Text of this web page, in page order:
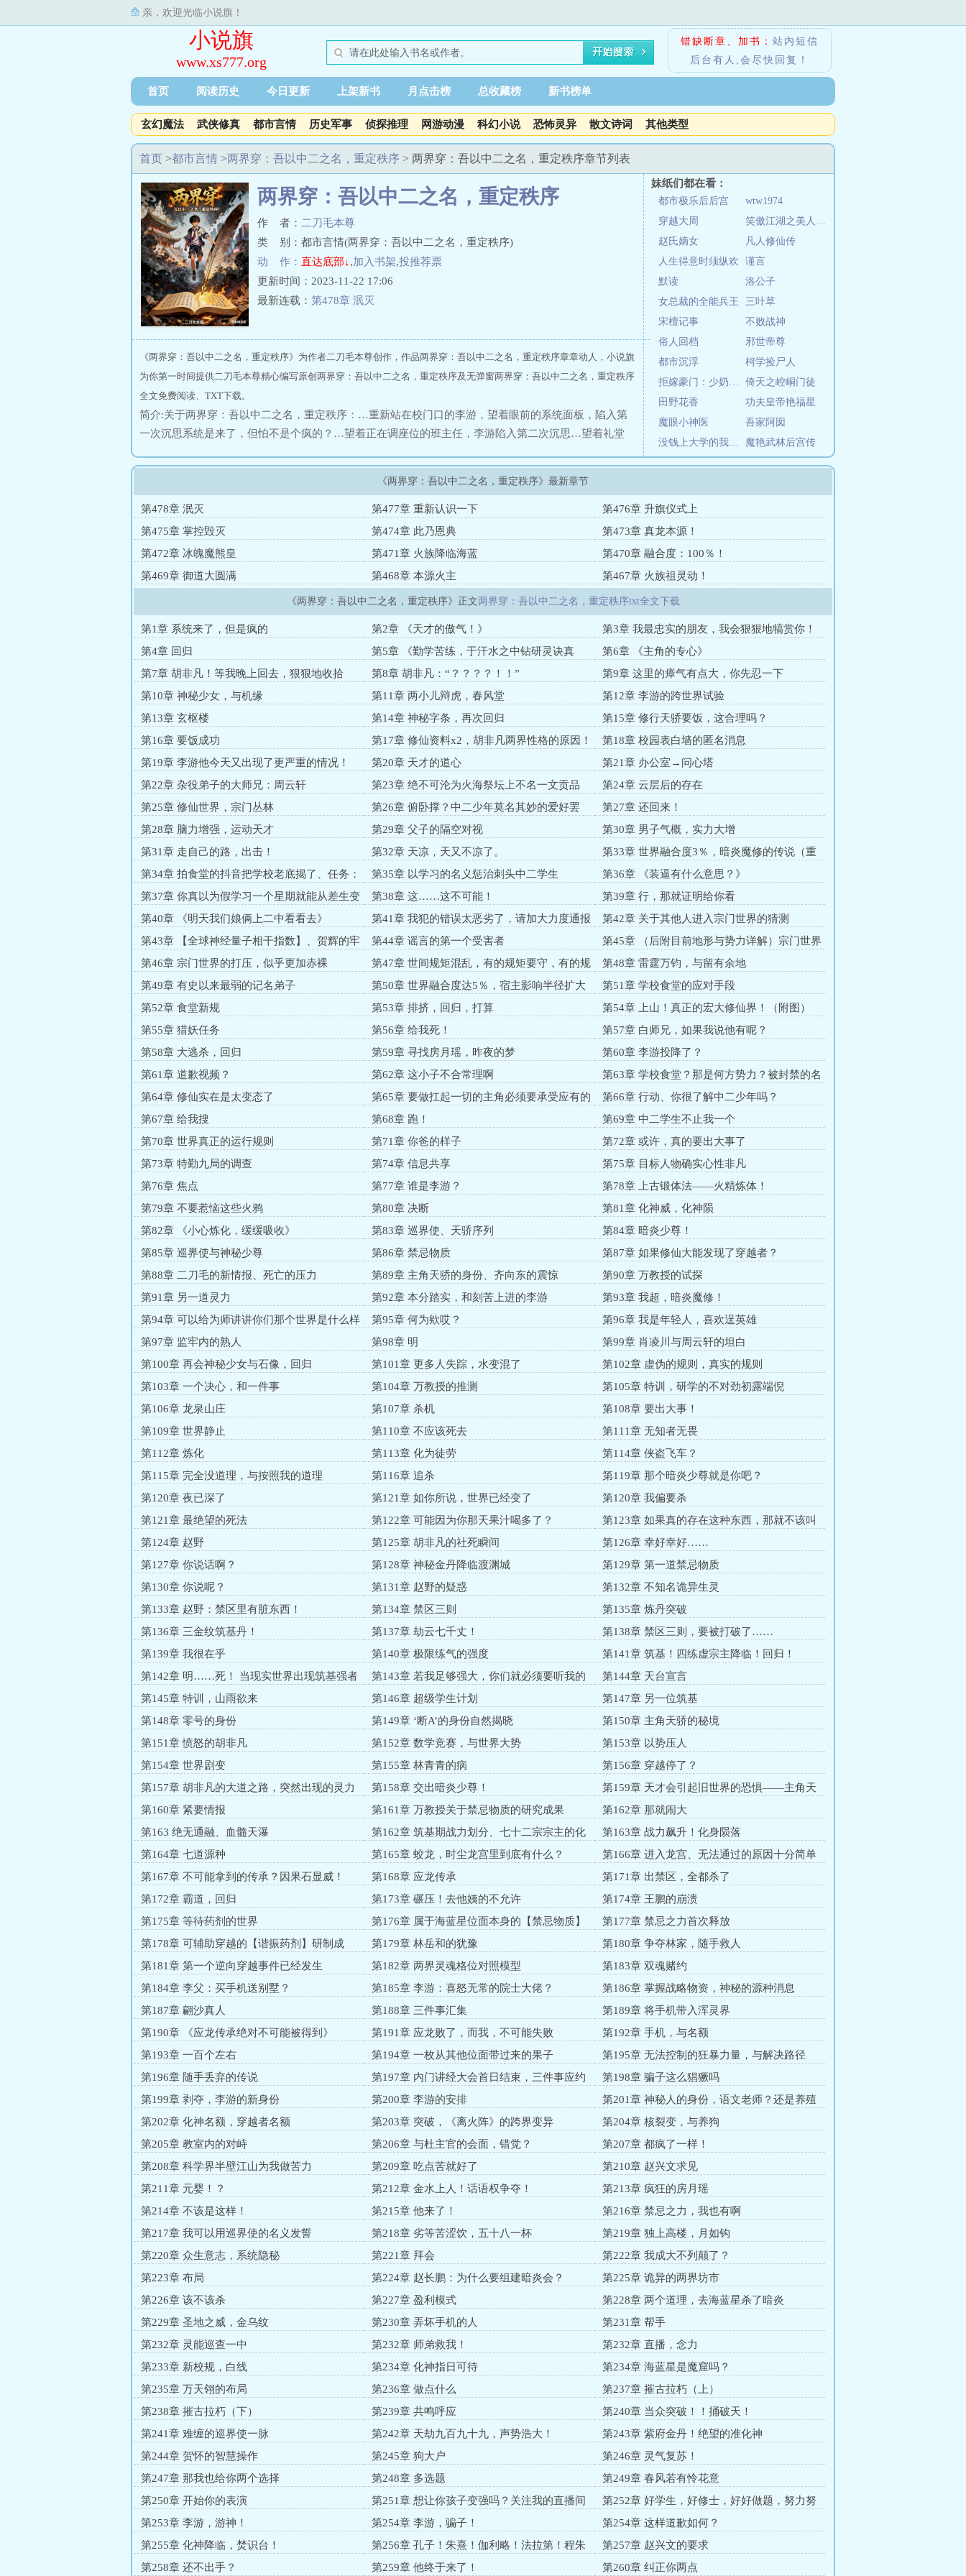
亲，欢迎光临小说旗！
小说旗
www.xs777.org
错缺断章、加书： 站内短信
后台有人,会尽快回复！
首页 阅读历史 今日更新 上架新书 月点击榜 总收藏榜 新书榜单
玄幻魔法 武侠修真 都市言情 历史军事 侦探推理 网游动漫 科幻小说 恐怖灵异 散文诗词 其他类型
首页 >都市言情 >两界穿：吾以中二之名，重定秩序 > 两界穿：吾以中二之名，重定秩序章节列表
妹纸们都在看：
都市极乐后后宫
wtw1974
穿越大周
笑傲江湖之美人的天下
赵氏嫡女
凡人修仙传
人生得意时须纵欢
谨言
默读
洛公子
女总裁的全能兵王
三叶草
宋檀记事
不败战神
俗人回档
邪世帝尊
都市沉浮
柯学捡尸人
拒嫁豪门：少奶奶99次出逃
倚天之崆峒门徒
田野花香
功夫皇帝艳福星
魔眼小神医
吾家阿囡
没钱上大学的我只能去屠龙了
魔艳武林后宫传
两界穿：吾以中二之名，重定秩序
作 者： 二刀毛本尊
类 别：都市言情(两界穿：吾以中二之名，重定秩序)
动 作： 直达底部↓,加入书架,投推荐票
更新时间：2023-11-22 17:06
最新连载： 第478章 泯灭
《两界穿：吾以中二之名，重定秩序》为作者二刀毛本尊创作，作品两界穿：吾以中二之名，重定秩序章章动人，小说旗
为你第一时间提供二刀毛本尊精心编写原创两界穿：吾以中二之名，重定秩序及无弹窗两界穿：吾以中二之名，重定秩序
全文免费阅读、TXT下载。
简介:关于两界穿：吾以中二之名，重定秩序：…重新站在校门口的李游，望着眼前的系统面板，陷入第
一次沉思系统是来了，但怕不是个疯的？…望着正在调座位的班主任，李游陷入第二次沉思…望着礼堂
开……修仙界大修意图穿破时空，奴役众生，所有人都向反方向逃跑……李游只能挽起校服袖子，轻叹
一声:“剑来！”踏步登天而去。……或许，独自一人肩扛起拯救世界的责任，是每一个中二少年源自血脉
的宿命！
《两界穿：吾以中二之名，重定秩序》最新章节
第478章 泯灭 第477章 重新认识一下
第476章 升旗仪式上
第475章 掌控毁灭
第474章 此乃恩典
第473章 真龙本源！
第472章 冰魄魔熊皇
第471章 火族降临海蓝
第470章 融合度：100％！
第469章 御道大圆满
第468章 本源火主 第467章 火族祖灵动！
《两界穿：吾以中二之名，重定秩序》正文两界穿：吾以中二之名，重定秩序txt全文下载
第1章 系统来了，但是疯的 第2章 《天才的傲气！》
第3章 我最忠实的朋友，我会狠狠地犒赏你！
第4章 回归
第5章 《勤学苦练，于汗水之中钻研灵诀真
谛》
第6章 《主角的专心》
第7章 胡非凡！等我晚上回去，狠狠地收拾
你！
第8章 胡非凡：“？？？？！！”
第9章 这里的瘴气有点大，你先忍一下
第10章 神秘少女，与机缘
第11章 两小儿辩虎，春风堂
第12章 李游的跨世界试验
第13章 玄枢楼
第14章 神秘字条，再次回归
第15章 修行天骄要饭，这合理吗？
第16章 要饭成功
第17章 修仙资料x2，胡非凡两界性格的原因！
第18章 校园表白墙的匿名消息
第19章 李游他今天又出现了更严重的情况！
第20章 天才的道心
第21章 办公室→问心塔
第22章 杂役弟子的大师兄：周云轩
第23章 绝不可沦为火海祭坛上不名一文贡品
第24章 云层后的存在
第25章 修仙世界，宗门丛林
第26章 俯卧撑？中二少年莫名其妙的爱好罢
了……
第27章 还回来！
第28章 脑力增强，运动天才
第29章 父子的隔空对视
第30章 男子气概，实力大增
第31章 走自己的路，出击！
第32章 天凉，天又不凉了。
第33章 世界融合度3％，暗炎魔修的传说（重
要，必看）
第34章 拍食堂的抖音把学校老底揭了、任务：
主角天骄的磨难。
第35章 以学习的名义惩治刺头中二学生
第36章 《装逼有什么意思？》
第37章 你真以为假学习一个星期就能从差生变
中等生了？
第38章 这……这不可能！
第39章 行，那就证明给你看
第40章 《明天我们娘俩上二中看看去》
第41章 我犯的错误太恶劣了，请加大力度通报
批评！
第42章 关于其他人进入宗门世界的猜测
第43章 【全球神经量子相干指数】、贺辉的牢
骚
第44章 谣言的第一个受害者
第45章 （后附目前地形与势力详解）宗门世界
实在太危险了
第46章 宗门世界的打压，似乎更加赤裸
第47章 世间规矩混乱，有的规矩要守，有的规
矩得砸烂
第48章 雷霆万钧，与留有余地
第49章 有史以来最弱的记名弟子
第50章 世界融合度达5％，宿主影响半径扩大
第51章 学校食堂的应对手段
第52章 食堂新规
第53章 排挤，回归，打算
第54章 上山！真正的宏大修仙界！（附图）
第55章 猎妖任务
第56章 给我死！
第57章 白师兄，如果我说他有呢？
第58章 大逃杀，回归
第59章 寻找房月瑶，昨夜的梦
第60章 李游投降了？
第61章 道歉视频？
第62章 这小子不合常理啊
第63章 学校食堂？那是何方势力？被封禁的名
册
第64章 修仙实在是太变态了
第65章 要做扛起一切的主角必须要承受应有的
痛苦
第66章 行动、你很了解中二少年吗？
第67章 给我搜
第68章 跑！
第69章 中二学生不止我一个
第70章 世界真正的运行规则
第71章 你爸的样子
第72章 或许，真的要出大事了
第73章 特勤九局的调查
第74章 信息共享
第75章 目标人物确实心性非凡
第76章 焦点
第77章 谁是李游？
第78章 上古锻体法——火精炼体！
第79章 不要惹恼这些火鸦
第80章 决断
第81章 化神威，化神陨
第82章 《小心炼化，缓缓吸收》
第83章 巡界使、天骄序列
第84章 暗炎少尊！
第85章 巡界使与神秘少尊
第86章 禁忌物质
第87章 如果修仙大能发现了穿越者？
第88章 二刀毛的新情报、死亡的压力
第89章 主角天骄的身份、齐向东的震惊
第90章 万教授的试探
第91章 另一道灵力
第92章 本分踏实，和刻苦上进的李游
第93章 我超，暗炎魔修！
第94章 可以给为师讲讲你们那个世界是什么样
子吗？
第95章 何为欸哎？
第96章 我是年轻人，喜欢逞英雄
第97章 监牢内的熟人
第98章 明
第99章 肖凌川与周云轩的坦白
第100章 再会神秘少女与石像，回归
第101章 更多人失踪，水变混了
第102章 虚伪的规则，真实的规则
第103章 一个决心，和一件事
第104章 万教授的推测
第105章 特训，研学的不对劲初露端倪
第106章 龙泉山庄
第107章 杀机
第108章 要出大事！
第109章 世界静止
第110章 不应该死去
第111章 无知者无畏
第112章 炼化
第113章 化为徒劳
第114章 侠盗飞车？
第115章 完全没道理，与按照我的道理
第116章 追杀
第119章 那个暗炎少尊就是你吧？
第120章 夜已深了
第121章 如你所说，世界已经变了
第120章 我偏要杀
第121章 最绝望的死法
第122章 可能因为你那天果汁喝多了？
第123章 如果真的存在这种东西，那就不该叫
丹药
第124章 赵野 第125章 胡非凡的社死瞬间
第126章 幸好幸好……
第127章 你说话啊？
第128章 神秘金丹降临渡渊城
第129章 第一道禁忌物质
第130章 你说呢？
第131章 赵野的疑惑
第132章 不知名诡异生灵
第133章 赵野：禁区里有脏东西！
第134章 禁区三则
第135章 炼丹突破
第136章 三金纹筑基丹！
第137章 劫云七千丈！
第138章 禁区三则，要被打破了……
第139章 我很在乎
第140章 极限练气的强度
第141章 筑基！四练虚宗主降临！回归！
第142章 明……死！ 当现实世界出现筑基强者
第143章 若我足够强大，你们就必须要听我的
规则
第144章 天台宣言
第145章 特训，山雨欲来
第146章 超级学生计划
第147章 另一位筑基
第148章 零号的身份
第149章 ‘断A’的身份自然揭晓
第150章 主角天骄的秘境
第151章 愤怒的胡非凡
第152章 数学竞赛，与世界大势
第153章 以势压人
第154章 世界剧变
第155章 林青青的病
第156章 穿越停了？
第157章 胡非凡的大道之路，突然出现的灵力
第158章 交出暗炎少尊！
第159章 天才会引起旧世界的恐惧——主角天
骄的宿命
第160章 紧要情报 第161章 万教授关于禁忌物质的研究成果
第162章 那就闹大
第163 绝无通融、血髓天瀑
第162章 筑基期战力划分、七十二宗宗主的化
神
第163章 战力飙升！化身陨落
第164章 七道源种
第165章 蛟龙，时尘龙宫里到底有什么？
第166章 进入龙宫、无法通过的原因十分简单
粗暴
第167章 不可能拿到的传承？因果石显威！ 第168章 应龙传承
第171章 出禁区，全都杀了
第172章 霸道，回归
第173章 碾压！去他姨的不允许
第174章 王鹏的崩溃
第175章 等待药剂的世界
第176章 属于海蓝星位面本身的【禁忌物质】
第177章 禁忌之力首次释放
第178章 可辅助穿越的【谐振药剂】研制成
功！
第179章 林岳和的犹豫
第180章 争夺林家，随手救人
第181章 第一个逆向穿越事件已经发生
第182章 两界灵魂格位对照模型
第183章 双魂赌约
第184章 李父：买手机送别墅？
第185章 李游：喜怒无常的院士大佬？
第186章 掌握战略物资，神秘的源种消息
第187章 翩沙真人
第188章 三件事汇集
第189章 将手机带入浑灵界
第190章 《应龙传承绝对不可能被得到》
第191章 应龙败了，而我，不可能失败
第192章 手机，与名额
第193章 一百个左右
第194章 一枚从其他位面带过来的果子
第195章 无法控制的狂暴力量，与解决路径
第196章 随手丢弃的传说
第197章 内门讲经大会首日结束，三件事应约
第198章 骗子这么猖獗吗
第199章 剥夺，李游的新身份
第200章 李游的安排
第201章 神秘人的身份，语文老师？还是养殖
场饲养员？
第202章 化神名额，穿越者名额 第203章 突破，《离火阵》的跨界变异
第204章 核裂变，与养狗
第205章 教室内的对峙
第206章 与杜主官的会面，错觉？
第207章 都疯了一样！
第208章 科学界半壁江山为我做苦力
第209章 吃点苦就好了
第210章 赵兴文求见
第211章 元婴！？
第212章 金水上人！话语权争夺！
第213章 疯狂的房月瑶
第214章 不该是这样！
第215章 他来了！
第216章 禁忌之力，我也有啊
第217章 我可以用巡界使的名义发誓
第218章 劣等苦涩饮，五十八一杯
第219章 独上高楼，月如钩
第220章 众生意志，系统隐秘
第221章 拜会
第222章 我成大不列颠了？
第223章 布局
第224章 赵长鹏：为什么要组建暗炎会？
第225章 诡异的两界坊市
第226章 该不该杀
第227章 盈利模式
第228章 两个道理，去海蓝星杀了暗炎
第229章 圣地之威，金乌纹
第230章 弄坏手机的人
第231章 帮手
第232章 灵能巡查一中
第232章 师弟救我！
第232章 直播，念力
第233章 新校规，白线
第234章 化神指日可待
第234章 海蓝星是魔窟吗？
第235章 万天翎的布局
第236章 做点什么
第237章 摧古拉朽（上）
第238章 摧古拉朽（下）
第239章 共鸣呼应
第240章 当众突破！！捅破天！
第241章 难缠的巡界使一脉
第242章 天劫九百九十九，声势浩大！
第243章 紫府金丹！绝望的准化神
第244章 贺怀的智慧操作
第245章 狗大户
第246章 灵气复苏！
第247章 那我也给你两个选择
第248章 多选题
第249章 春风若有怜花意
第250章 开始你的表演
第251章 想让你孩子变强吗？关注我的直播间
第252章 好学生，好修士，好好做题，努力努
力
第253章 李游，游神！ 第254章 李游，骗子！
第254章 这样道歉如何？
第255章 化神降临，焚识台！
第256章 孔子！朱熹！伽利略！法拉第！程朱
理学！
第257章 赵兴文的要求
第258章 还不出手？
第259章 他终于来了！ 第260章 纠正你两点